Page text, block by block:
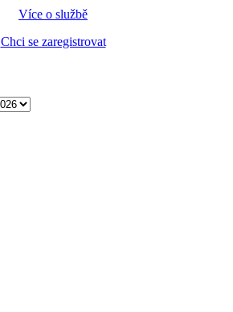
Více o službě
Chci se zaregistrovat